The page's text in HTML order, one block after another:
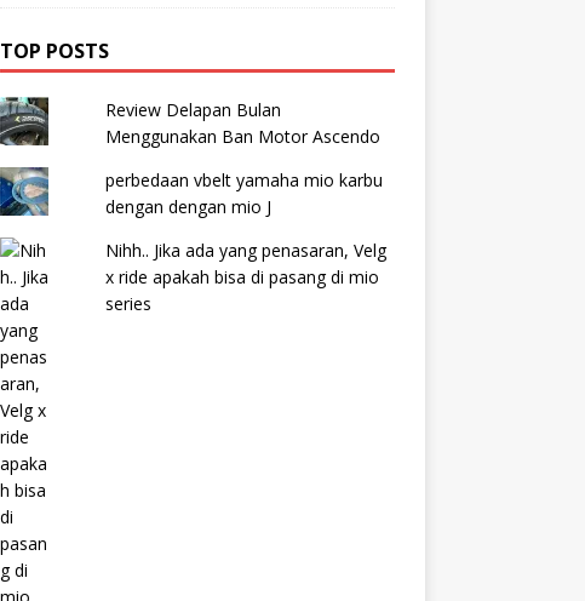
TOP POSTS
Review Delapan Bulan
Menggunakan Ban Motor Ascendo
perbedaan vbelt yamaha mio karbu
dengan dengan mio J
Nihh.. Jika ada yang penasaran, Velg
x ride apakah bisa di pasang di mio
series